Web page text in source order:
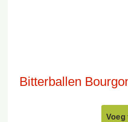
Bitterballen
Voeg